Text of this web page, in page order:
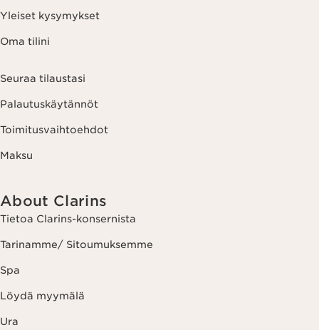
Yleiset kysymykset
Oma tilini
Seuraa tilaustasi
Palautuskäytännöt
Toimitusvaihtoehdot
Maksu
About Clarins
Tietoa Clarins-konsernista
Tarinamme/ Sitoumuksemme
Spa
Löydä myymälä
Ura